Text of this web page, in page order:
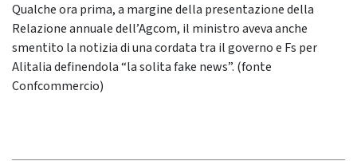
Qualche ora prima, a margine della presentazione della
Relazione annuale dell’Agcom, il ministro aveva anche
smentito la notizia di una cordata tra il governo e Fs per
Alitalia definendola “la solita fake news”. (fonte
Confcommercio)